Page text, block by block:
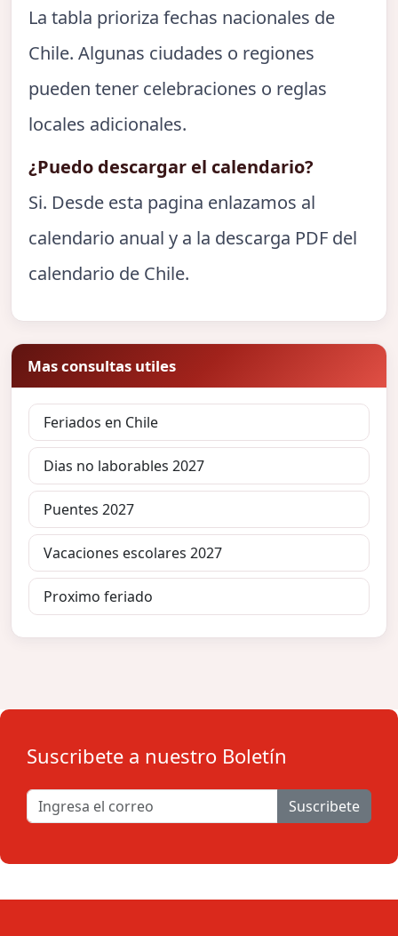
La tabla prioriza fechas nacionales de
Chile. Algunas ciudades o regiones
pueden tener celebraciones o reglas
locales adicionales.
¿Puedo descargar el calendario?
Si. Desde esta pagina enlazamos al
calendario anual y a la descarga PDF del
calendario de Chile.
Mas consultas utiles
Feriados en Chile
Dias no laborables 2027
Puentes 2027
Vacaciones escolares 2027
Proximo feriado
Suscribete a nuestro Boletín
Suscribete